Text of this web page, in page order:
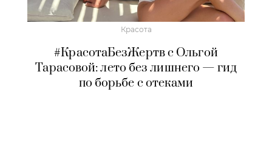
Красота
#КрасотаБезЖертв с Ольгой
Тарасовой: лето без лишнего — гид
по борьбе с отеками